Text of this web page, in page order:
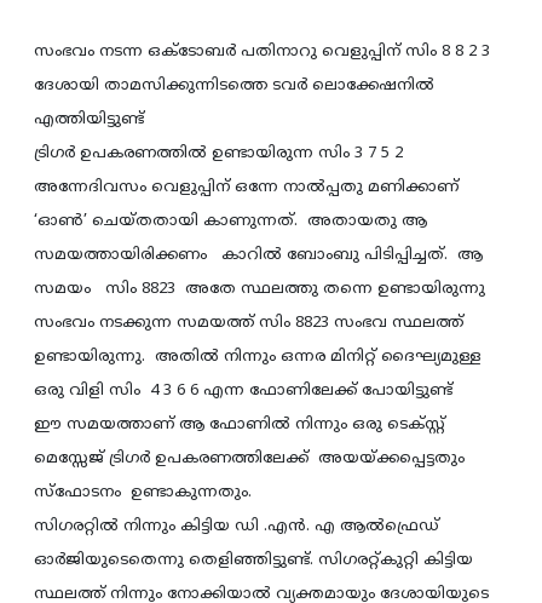
സംഭവം നടന്ന ഒക്ടോബര്‍ പതിനാറു വെളുപ്പിന് സിം 8 8 2 3
ദേശായി താമസിക്കുന്നിടത്തെ ടവര്‍ ലൊക്കേഷനില്‍
എത്തിയിട്ടുണ്ട്
ട്രിഗര്‍ ഉപകരണത്തില്‍ ഉണ്ടായിരുന്ന സിം 3 7 5 2
അന്നേദിവസം വെളുപ്പിന് ഒന്നേ നാല്‍പ്പതു മണിക്കാണ്
‘ഓണ്‍’ ചെയ്തതായി കാണുന്നത്. അതായതു ആ
സമയത്തായിരിക്കണം കാറില്‍ ബോംബു പിടിപ്പിച്ചത്. ആ
സമയം സിം 8823 അതേ സ്ഥലത്തു തന്നെ ഉണ്ടായിരുന്നു
സംഭവം നടക്കുന്ന സമയത്ത് സിം 8823 സംഭവ സ്ഥലത്ത്
ഉണ്ടായിരുന്നു. അതില്‍ നിന്നും ഒന്നര മിനിറ്റ് ദൈഘ്യമുള്ള
ഒരു വിളി സിം 4 3 6 6 എന്ന ഫോണിലേക്ക് പോയിട്ടുണ്ട്
ഈ സമയത്താണ് ആ ഫോണില്‍ നിന്നും ഒരു ടെക്സ്റ്റ്‌
മെസ്സേജ് ട്രിഗര്‍ ഉപകരണത്തിലേക്ക് അയയ്ക്കപ്പെട്ടതും
സ്ഫോടനം ഉണ്ടാകുന്നതും.
സിഗരറ്റില്‍ നിന്നും കിട്ടിയ ഡി .എന്‍. എ ആല്‍ഫ്രെഡ്
ഓര്‍ജിയുടെതെന്നു തെളിഞ്ഞിട്ടുണ്ട്. സിഗരറ്റ്കുറ്റി കിട്ടിയ
സ്ഥലത്ത് നിന്നും നോക്കിയാല്‍ വ്യക്തമായും ദേശായിയുടെ